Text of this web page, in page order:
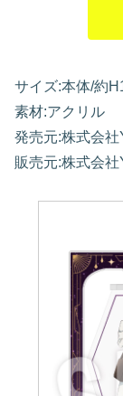
サイズ:本体/約
素材:アクリル
発売元:株式会社
販売元:株式会社